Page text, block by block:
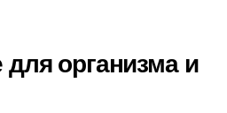
организма и